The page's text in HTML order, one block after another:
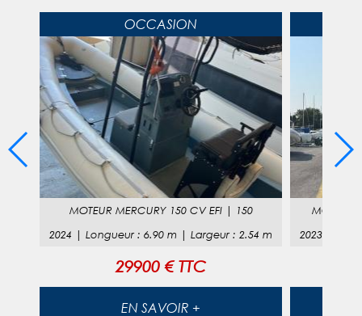
OCCASION
MOTEUR MERCURY 150 CV EFI|
150
2024 |Longueur :6.90 m |Largeur :2.54 m
29900 € TTC
EN SAVOIR +
MOTEUR
2023